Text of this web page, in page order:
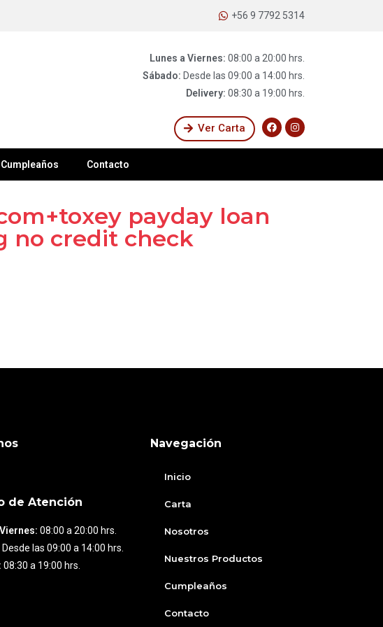
+56 9 7792 5314
Lunes a Viernes: 08:00 a 20:00 hrs.
Sábado: Desde las 09:00 a 14:00 hrs.
Delivery: 08:30 a 19:00 hrs.
Ver Carta
Cumpleaños Contacto
payday loan
no credit check
de Atención
08:00 a 20:00 hrs.
Desde las 09:00 a 14:00 hrs.
08:30 a 19:00 hrs.
Navegación
Inicio
Carta
Nosotros
Nuestros Productos
Cumpleaños
Contacto